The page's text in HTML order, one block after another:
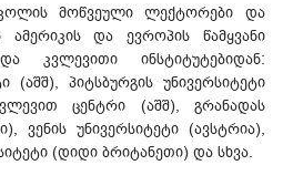
მოწვეული ლექტორები და
ამერიკის და ევროპის წამყვანი
კვლევითი ინსტიტუტებიდან:
(აშშ), პიტსბურგის უნივერსიტეტი
ცენტრი (აშშ), გრანადას
ვენის უნივერსიტეტი (ავსტრია),
(დიდი ბრიტანეთი) და სხვა.